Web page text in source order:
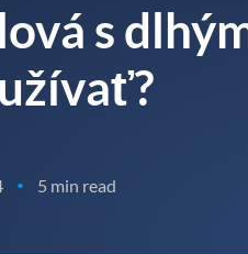
s
• 5 min read